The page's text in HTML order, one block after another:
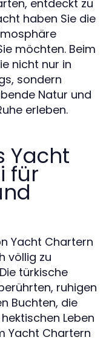
entdeckt zu
haben Sie die
möchten. Beim
nicht nur in
sondern
Natur und
erleben.
Yacht
für
Yacht Chartern
völlig zu
türkische
ruhigen
Buchten, die
Leben
Yacht Chartern